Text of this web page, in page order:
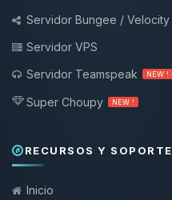
Servidor Bungee / Velocity
Servidor VPS
Servidor Teamspeak
NEW !
Super Choupy NEW !
RECURSOS Y SOPORTE
Inicio